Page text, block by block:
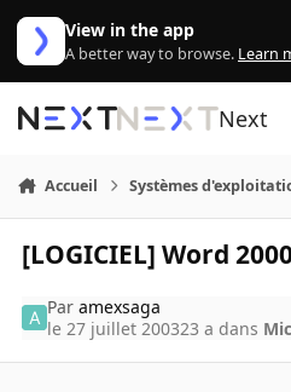
Aller au contenu
View in the app
A better way to browse. Learn
Next
Accueil Systèmes
[LOGICIEL] Word
Paramexsaga
le 27 juillet 200323 a dans